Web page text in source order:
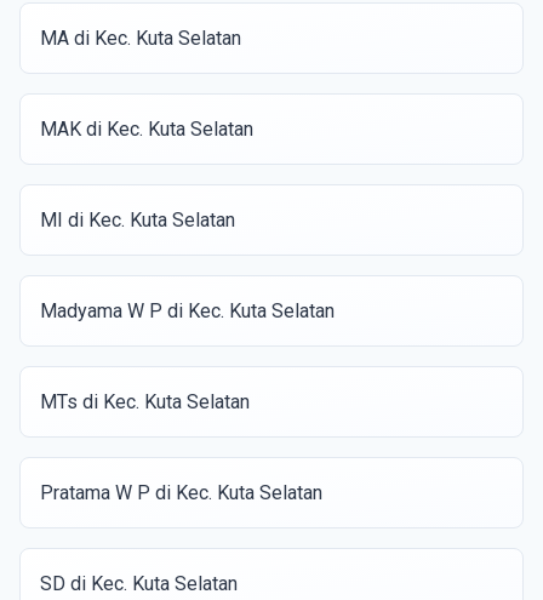
MA di Kec. Kuta Selatan
MAK di Kec. Kuta Selatan
MI di Kec. Kuta Selatan
Madyama W P di Kec. Kuta Selatan
MTs di Kec. Kuta Selatan
Pratama W P di Kec. Kuta Selatan
SD di Kec. Kuta Selatan